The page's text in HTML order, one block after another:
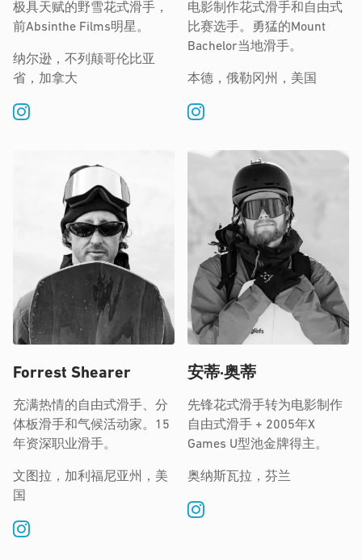
极具天赋的野雪花式滑手，
前Absinthe Films明星。
纳尔逊，不列颠哥伦比亚
省，加拿大
电影制作花式滑手和自由式
比赛选手。勇猛的Mount
Bachelor当地滑手。
本德，俄勒冈州，美国
Forrest Shearer
充满热情的自由式滑手、分
体板滑手和气候活动家。15
年资深职业滑手。
文图拉，加利福尼亚州，美
国
安蒂·奥蒂
先锋花式滑手转为电影制作
自由式滑手 + 2005年X
Games U型池金牌得主。
奥纳斯瓦拉，芬兰